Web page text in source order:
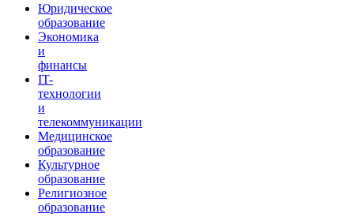
Юридическое
образование
Экономика
и
финансы
IT-
технологии
и
телекоммуникации
Медицинское
образование
Культурное
образование
Религиозное
образование